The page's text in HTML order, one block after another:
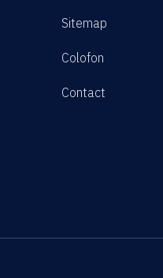
Sitemap
Colofon
Contact